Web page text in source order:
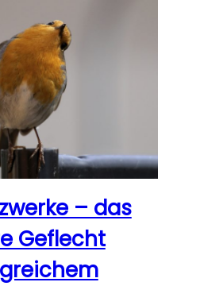
– das
Geflecht